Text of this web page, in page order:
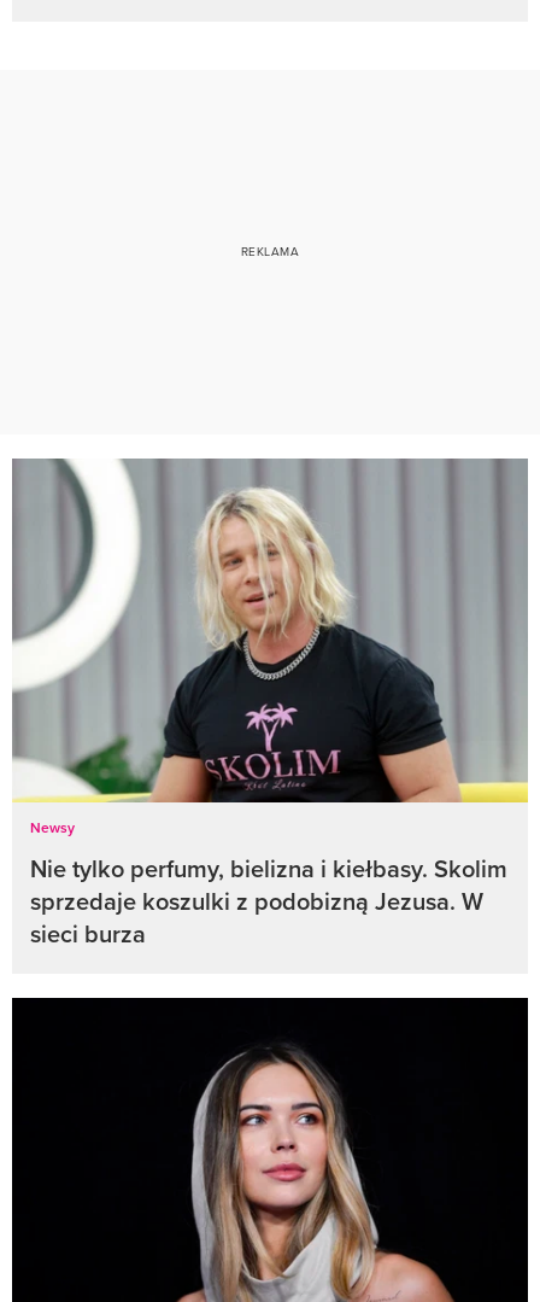
Newsy
Nie tylko perfumy, bielizna i kiełbasy. Skolim
sprzedaje koszulki z podobizną Jezusa. W
sieci burza